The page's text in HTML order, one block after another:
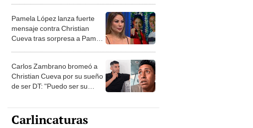
Pamela López lanza fuerte
mensaje contra Christian
Cueva tras sorpresa a Pamela
Carlos Zambrano bromeó a
Christian Cueva por su sueño
de ser DT: "Puedo ser su
descarrilen todos"
Carlincaturas